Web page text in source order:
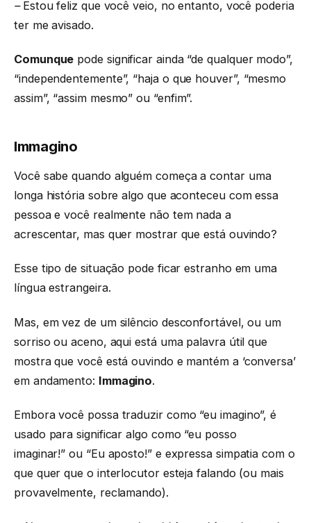
– Estou feliz que você veio, no entanto, você poderia
ter me avisado.
Comunque pode significar ainda “de qualquer modo”,
“independentemente”, “haja o que houver”, “mesmo
assim”, “assim mesmo” ou “enfim”.
Immagino
Você sabe quando alguém começa a contar uma
longa história sobre algo que aconteceu com essa
pessoa e você realmente não tem nada a
acrescentar, mas quer mostrar que está ouvindo?
Esse tipo de situação pode ficar estranho em uma
língua estrangeira.
Mas, em vez de um silêncio desconfortável, ou um
sorriso ou aceno, aqui está uma palavra útil que
mostra que você está ouvindo e mantém a ‘conversa’
em andamento: Immagino.
Embora você possa traduzir como “eu imagino”, é
usado para significar algo como “eu posso
imaginar!” ou “Eu aposto!” e expressa simpatia com o
que quer que o interlocutor esteja falando (ou mais
provavelmente, reclamando).